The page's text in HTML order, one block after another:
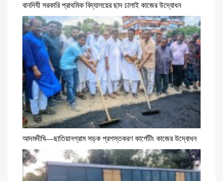
বানদিঘী সরকারি প্রাথমিক বিদ্যালয়ের ছাদ ঢালাই কাজের উদ্বোধন
আদমদীঘি—ছাতিয়ানগ্রাম সড়ক প্রশস্তকরণ কার্পেটিং কাজের উদ্বোধন